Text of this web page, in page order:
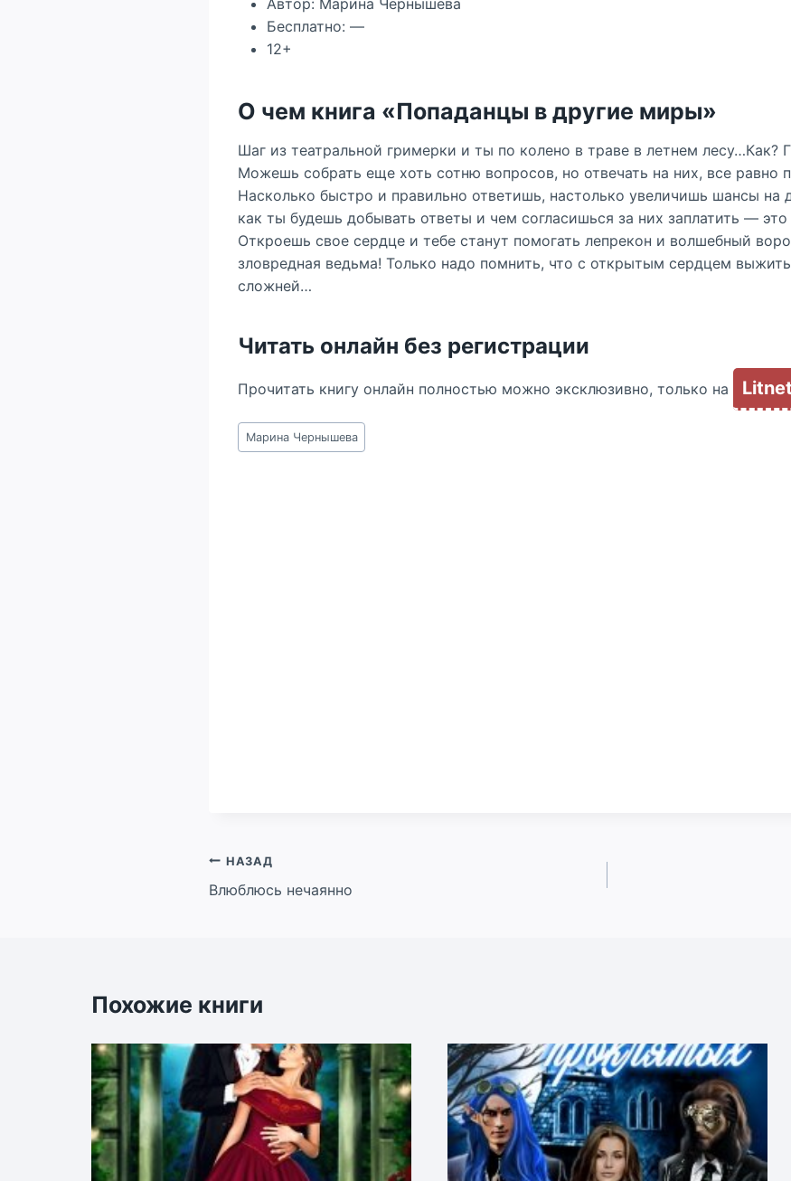
Автор: Марина Чернышева
Бесплатно: —
12+
О чем книга «Попаданцы в другие миры»
Шаг из театральной гримерки и ты по колено в траве в летнем лесу…Как?
Можешь собрать еще хоть сотню вопросов, но отвечать на них, все равно
Насколько быстро и правильно ответишь, настолько увеличишь шансы
как ты будешь добывать ответы и чем согласишься за них заплатить —
Откроешь свое сердце и тебе станут помогать лепрекон и волшебный
зловредная ведьма! Только надо помнить, что с открытым сердцем
сложней…
Читать онлайн без регистрации
Прочитать книгу онлайн полностью можно эксклюзивно, только на Litnet
Метки
записи:
Марина Чернышева
Навигация
по
НАЗАД
Влюблюсь нечаянно
Похожие книги